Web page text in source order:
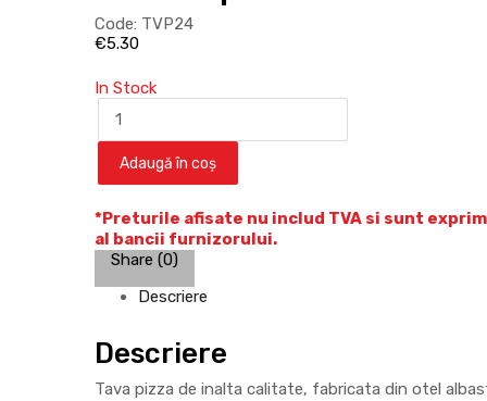
Code: TVP24
€5.30
In Stock
Adaugă în coș
*Preturile afisate nu includ TVA si sunt
al bancii furnizorului.
Share (0)
Descriere
Descriere
Tava pizza de inalta calitate, fabricata din otel